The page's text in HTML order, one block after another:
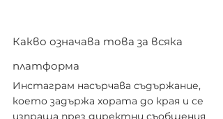
Какво означава това за всяка
платформа
Инстаграм насърчава съдържание,
което задържа хората до края и се
изпраща през директни съобщения